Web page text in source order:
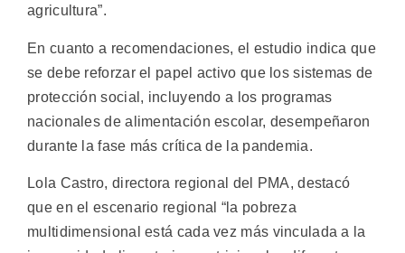
agricultura”.
En cuanto a recomendaciones, el estudio indica que
se debe reforzar el papel activo que los sistemas de
protección social, incluyendo a los programas
nacionales de alimentación escolar, desempeñaron
durante la fase más crítica de la pandemia.
Lola Castro, directora regional del PMA, destacó
que en el escenario regional “la pobreza
multidimensional está cada vez más vinculada a la